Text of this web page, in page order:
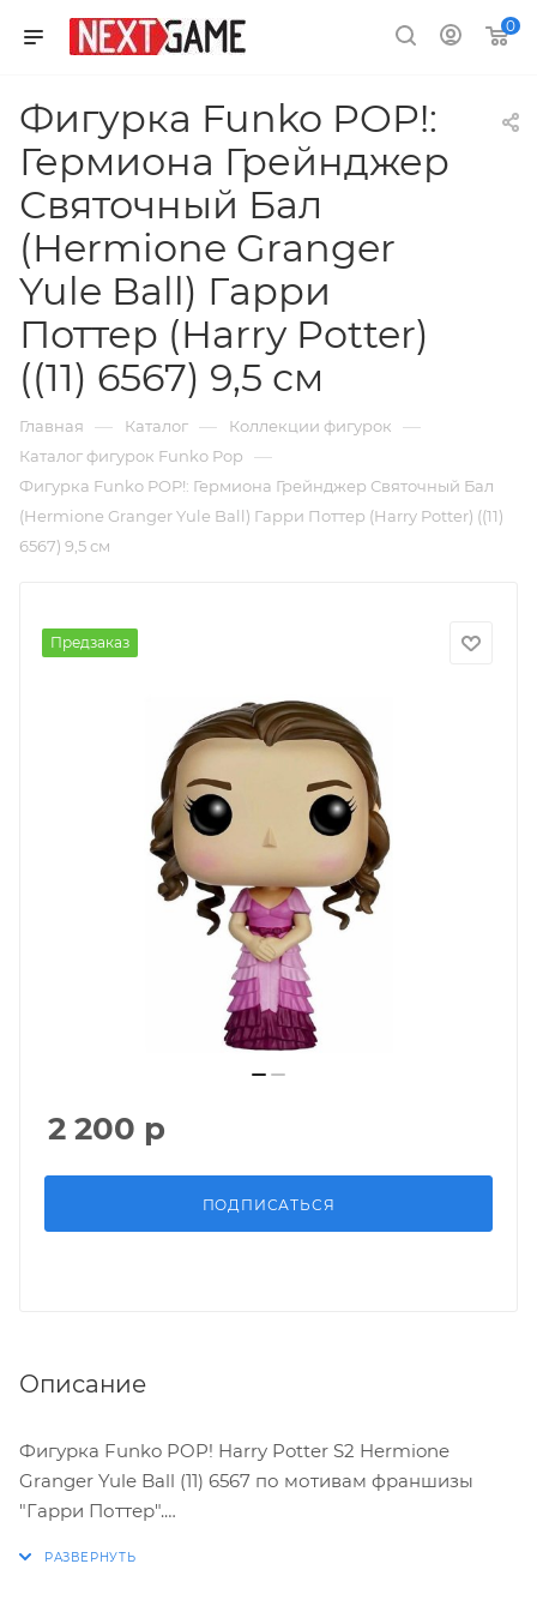
0
Фигурка Funko POP!:
Гермиона Грейнджер
Святочный Бал
(Hermione Granger
Yule Ball) Гарри
Поттер (Harry Potter)
((11) 6567) 9,5 см
Главная — Каталог — Коллекции фигурок —
Каталог фигурок Funko Pop —
Фигурка Funko POP!: Гермиона Грейнджер Святочный Бал
(Hermione Granger Yule Ball) Гарри Поттер (Harry Potter) ((11)
6567) 9,5 см
Предзаказ
2 200 р
ПОДПИСАТЬСЯ
Описание
Фигурка Funko POP! Harry Potter S2 Hermione
Granger Yule Ball (11) 6567 по мотивам франшизы
"Гарри Поттер".